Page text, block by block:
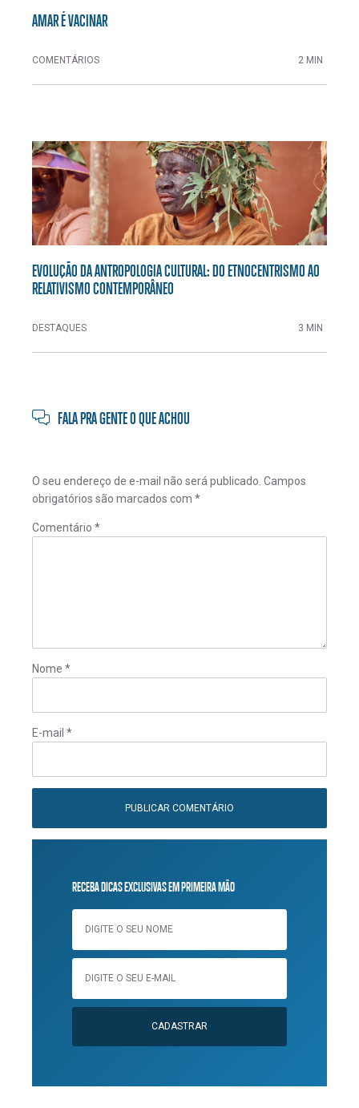
AMAR É VACINAR
COMENTÁRIOS 2 MIN
EVOLUÇÃO DA ANTROPOLOGIA CULTURAL: DO ETNOCENTRISMO AO
RELATIVISMO CONTEMPORÂNEO
DESTAQUES 3 MIN
FALA PRA GENTE O QUE ACHOU
O seu endereço de e-mail não será publicado. Campos
obrigatórios são marcados com *
Comentário *
Nome *
E-mail *
RECEBA DICAS EXCLUSIVAS EM PRIMEIRA MÃO
CADASTRAR